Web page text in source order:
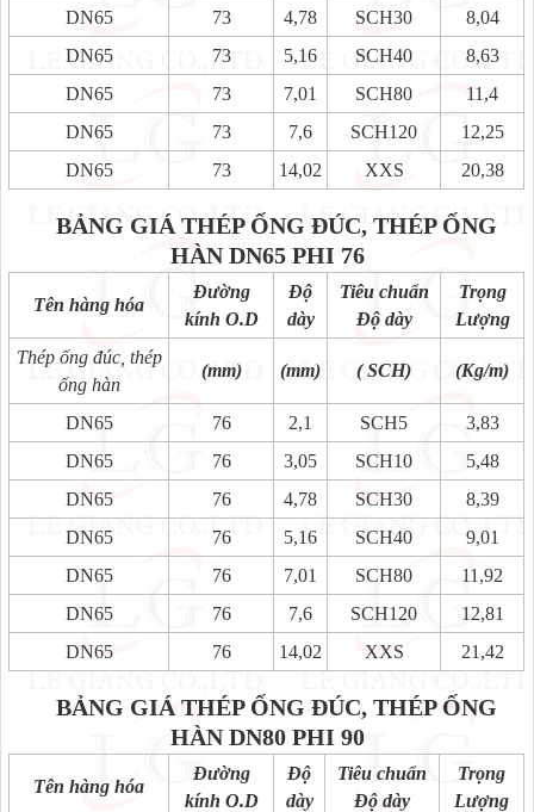
DN65
73 4,78 SCH30
8,04
DN65
73 5,16 SCH40
8,63
DN65
73 7,01 SCH80
11,4
DN65
73 7,6 SCH120
12,25
DN65
73 14,02 XXS 20,38
BẢNG GIÁ THÉP ỐNG ĐÚC, THÉP ỐNG
HÀNDN65 PHI 76
Tên hàng hóa
Đường
kính O.D
Độ
dày
Tiêu chuẩn
Độ dày
Trọng
Lượng
Thép ống đúc, thép
ống hàn
(mm) (mm) ( SCH) (Kg/m)
DN65 76 2,1 SCH5
3,83
DN65
76 3,05 SCH10
5,48
DN65
76 4,78 SCH30
8,39
DN65
76 5,16 SCH40
9,01
DN65
76 7,01 SCH80
11,92
DN65
76 7,6 SCH120
12,81
DN65
76 14,02 XXS 21,42
BẢNG GIÁ THÉP ỐNG ĐÚC, THÉP ỐNG
HÀNDN80 PHI 90
Tên hàng hóa
Đường
kính O.D
Độ
dày
Tiêu chuẩn
Độ dày
Trọng
Lượng